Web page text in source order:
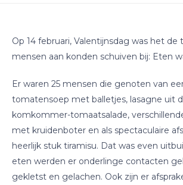
Op 14 februari, Valentijnsdag was het
mensen aan konden schuiven bij: Eten
Er waren 25 mensen die genoten van
tomatensoep met balletjes, lasagne uit
komkommer-tomaatsalade,
met kruidenboter en als spectaculaire
heerlijk stuk tiramisu. Dat was even
eten werden er onderlinge contacten
gekletst en gelachen. Ook zijn er